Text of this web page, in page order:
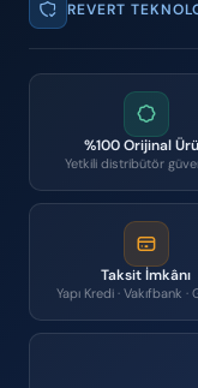
REVERT
%100 Orijinal
Yetkili distribütör
Taksit İmkânı
Yapı Kredi · Vakıfbank ·